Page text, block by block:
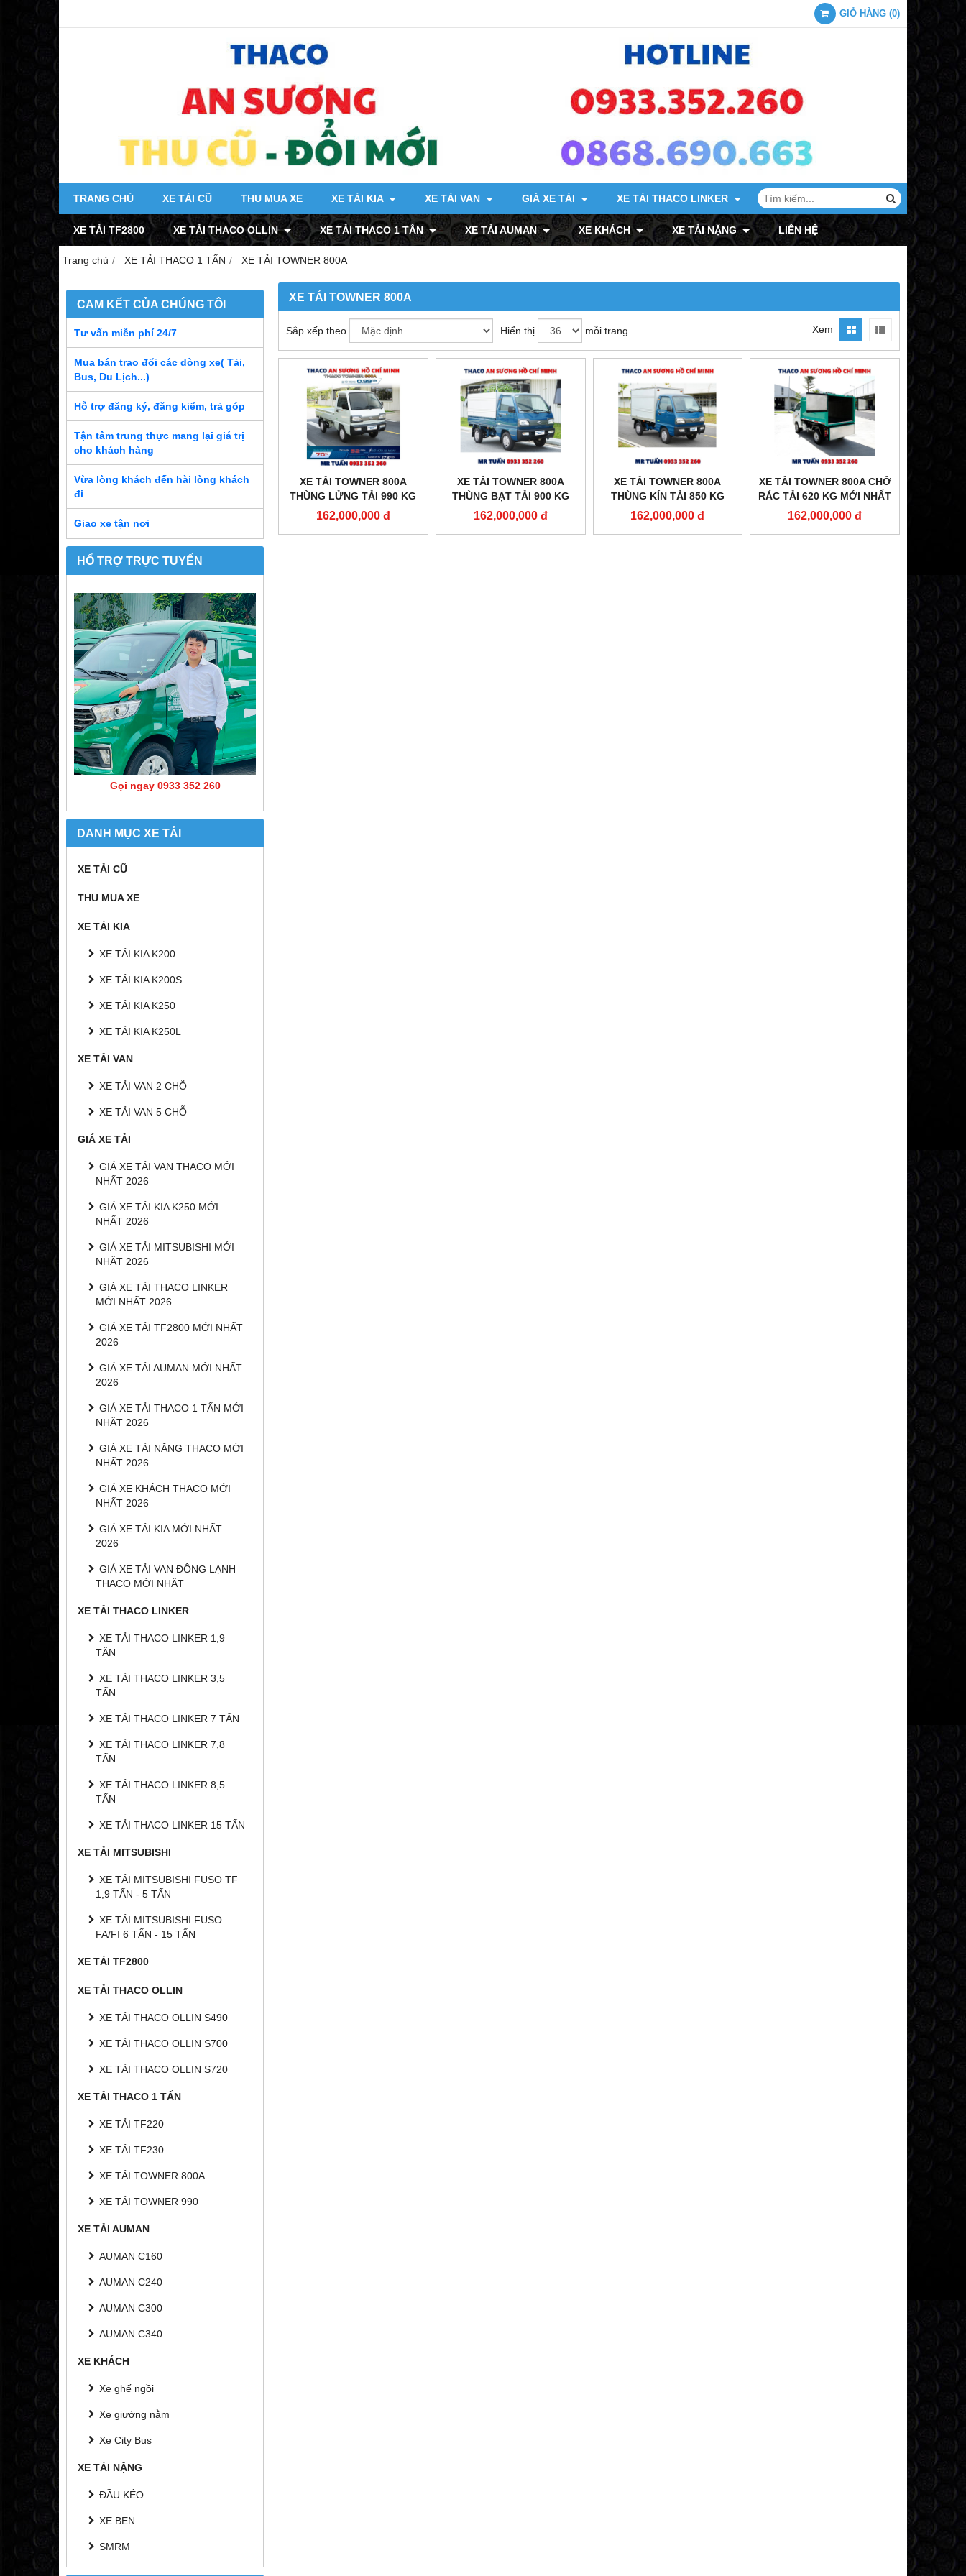
GIỎ HÀNG (0)
TRANG CHỦ XE TẢI CŨ THU MUA XE XE TẢI KIA XE TẢI VAN GIÁ XE TẢI XE TẢI THACO LINKER XE TẢI MITSUBISHI
XE TẢI TF2800 XE TẢI THACO OLLIN XE TẢI THACO 1 TẤN XE TẢI AUMAN XE KHÁCH XE TẢI NẶNG LIÊN HỆ
Trang chủ XE TẢI THACO 1 TẤN XE TẢI TOWNER 800A
CAM KẾT CỦA CHÚNG TÔI
Tư vấn miễn phí 24/7
Mua bán trao đổi các dòng xe( Tải,
Bus, Du Lịch...)
Hỗ trợ đăng ký, đăng kiểm, trả góp
Tận tâm trung thực mang lại giá trị
cho khách hàng
Vừa lòng khách đến hài lòng khách
đi
Giao xe tận nơi
HỔ TRỢ TRỰC TUYẾN
Gọi ngay 0933 352 260
DANH MỤC XE TẢI
XE TẢI CŨ
THU MUA XE
XE TẢI KIA
XE TẢI KIA K200
XE TẢI KIA K200S
XE TẢI KIA K250
XE TẢI KIA K250L
XE TẢI VAN
XE TẢI VAN 2 CHỖ
XE TẢI VAN 5 CHỖ
GIÁ XE TẢI
GIÁ XE TẢI VAN THACO MỚI
NHẤT 2026
GIÁ XE TẢI KIA K250 MỚI
NHẤT 2026
GIÁ XE TẢI MITSUBISHI MỚI
NHẤT 2026
GIÁ XE TẢI THACO LINKER
MỚI NHẤT 2026
GIÁ XE TẢI TF2800 MỚI NHẤT
2026
GIÁ XE TẢI AUMAN MỚI NHẤT
2026
GIÁ XE TẢI THACO 1 TẤN MỚI
NHẤT 2026
GIÁ XE TẢI NẶNG THACO MỚI
NHẤT 2026
GIÁ XE KHÁCH THACO MỚI
NHẤT 2026
GIÁ XE TẢI KIA MỚI NHẤT
2026
GIÁ XE TẢI VAN ĐÔNG LẠNH
THACO MỚI NHẤT
XE TẢI THACO LINKER
XE TẢI THACO LINKER 1,9
TẤN
XE TẢI THACO LINKER 3,5
TẤN
XE TẢI THACO LINKER 7 TẤN
XE TẢI THACO LINKER 7,8
TẤN
XE TẢI THACO LINKER 8,5
TẤN
XE TẢI THACO LINKER 15 TẤN
XE TẢI MITSUBISHI
XE TẢI MITSUBISHI FUSO TF
1,9 TẤN - 5 TẤN
XE TẢI MITSUBISHI FUSO
FA/FI 6 TẤN - 15 TẤN
XE TẢI TF2800
XE TẢI THACO OLLIN
XE TẢI THACO OLLIN S490
XE TẢI THACO OLLIN S700
XE TẢI THACO OLLIN S720
XE TẢI THACO 1 TẤN
XE TẢI TF220
XE TẢI TF230
XE TẢI TOWNER 800A
XE TẢI TOWNER 990
XE TẢI AUMAN
AUMAN C160
AUMAN C240
AUMAN C300
AUMAN C340
XE KHÁCH
Xe ghế ngồi
Xe giường nằm
Xe City Bus
XE TẢI NẶNG
ĐẦU KÉO
XE BEN
SMRM
XE TẢI TOWNER 800A
Sắp xếp theo Hiển thị mỗi trang Xem
XE TẢI TOWNER 800A
THÙNG LỬNG TẢI 990 KG
MỚI NHẤT
162,000,000 đ
XE TẢI TOWNER 800A
THÙNG BẠT TẢI 900 KG
MỚI NHẤT
162,000,000 đ
XE TẢI TOWNER 800A
THÙNG KÍN TẢI 850 KG
MỚI NHẤT
162,000,000 đ
XE TẢI TOWNER 800A CHỞ
RÁC TẢI 620 KG MỚI NHẤT
162,000,000 đ